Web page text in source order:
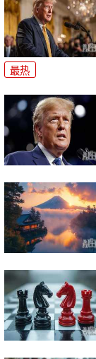
最热